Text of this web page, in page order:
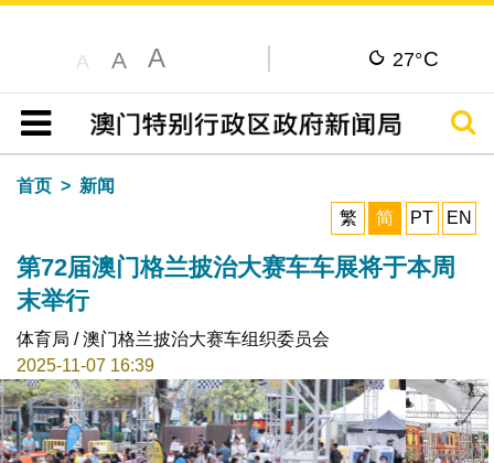
A A A 27°C
目录
搜寻
首页
新闻
繁
简 PT EN
第72届澳门格兰披治大赛车车展将于本周
末举行
体育局 / 澳门格兰披治大赛车组织委员会
2025-11-07 16:39